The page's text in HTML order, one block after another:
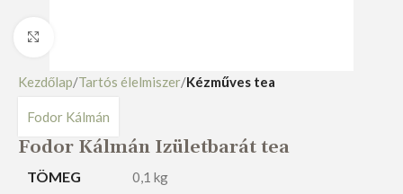
Kezdőlap Tartós élelmiszer Kézműves tea
Fodor Kálmán Izületbarát tea
Fodor Kálmán
TÖMEG 0,1 kg